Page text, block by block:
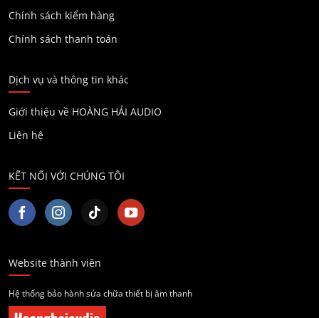
Chính sách kiểm hàng
Chính sách thanh toán
Dịch vụ và thông tin khác
Giới thiệu về HOÀNG HẢI AUDIO
Liên hệ
KẾT NỐI VỚI CHÚNG TÔI
Website thành viên
Hệ thống bảo hành sửa chữa thiết bị âm thanh